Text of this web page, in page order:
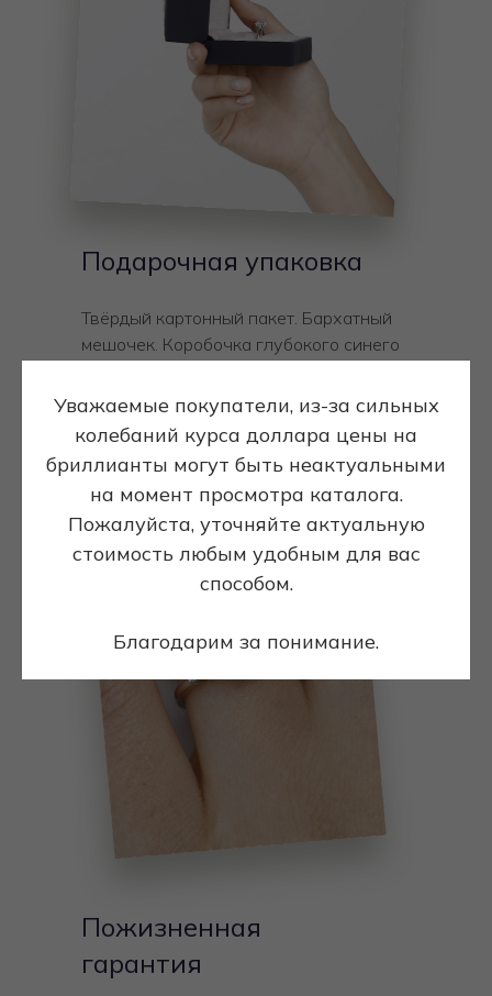
Уважаемые покупатели, из-за сильных
колебаний курса доллара цены на
бриллианты могут быть неактуальными
на момент просмотра каталога.
Пожалуйста, уточняйте актуальную
стоимость любым удобным для вас
способом.
Благодарим за понимание.
Подарочная упаковка
Твёрдый картонный пакет. Бархатный
мешочек. Коробочка глубокого синего
Club Moscow. Внутри, на бежевом
бархате, ваше безупречное украшение
Пожизненная
гарантия